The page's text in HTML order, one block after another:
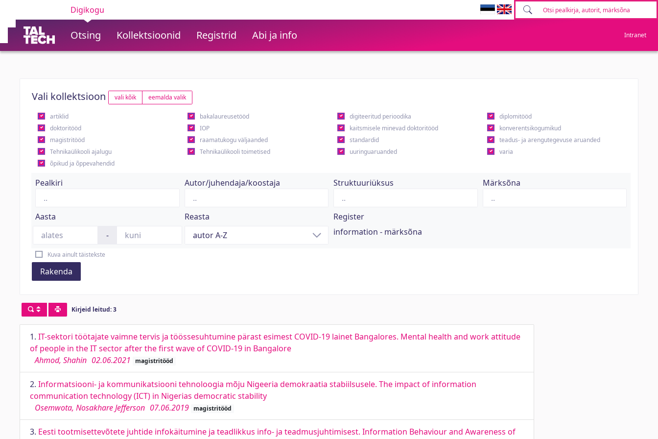
Digikogu
Otsing Kollektsioonid Registrid Abi ja info Intranet
Vali kollektsioon vali kõik eemalda valik
artiklid bakalaureusetööd digiteeritud perioodika
diplomitööd
doktoritööd
IOP kaitsmisele minevad doktoritööd
konverentsikogumikud
magistritööd
raamatukogu väljaanded standardid
teadus- ja arengutegevuse aruanded
Tehnikaülikooli ajalugu
Tehnikaülikooli toimetised uuringuaruanded
varia
õpikud ja õppevahendid
Pealkiri Autor/juhendaja/koostaja Struktuuriüksus Märksõna
Aasta
-
Reasta
Register
information - märksõna
Kuva ainult täistekste
Rakenda
Kirjeid leitud: 3
1. IT-sektori töötajate vaimne tervis ja töössesuhtumine pärast esimest COVID-19 lainet Bangalores. Mental health and work attitude
of people in the IT sector after the first wave of COVID-19 in Bangalore
Ahmod, Shahin 02.06.2021 magistritööd
2. Informatsiooni- ja kommunikatsiooni tehnoloogia mõju Nigeeria demokraatia stabiilsusele. The impact of information
communication technology (ICT) in Nigerias democratic stability
Osemwota, Nosakhare Jefferson 07.06.2019 magistritööd
3. Eesti tootmisettevõtete juhtide infokäitumine ja teadlikkus info- ja teadmusjuhtimisest. Information Behaviour and Awareness of